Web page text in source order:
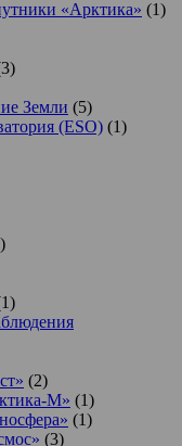
«Арктика» (1)
Земли (5)
(ESO) (1)
(2)
М» (1)
(1)
(3)